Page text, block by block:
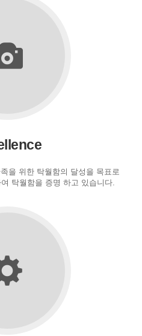
을 위한 탁월함의 달성을 목표로
탁월함을 증명 하고 있습니다.